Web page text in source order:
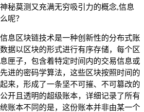
秘莫测又充满无穷吸引力的概念,信息
呢？
息区块链技术是一种创新性的分布式账
据以区块的形式进行有序存储，每个区
匣子，包含着特定时间内的交易信息或
进的密码学算法，这些区块按照时间的
来，形成了一条坚不可摧、不可篡改的
开且透明的超级账本，详细记录了所有
账本不同的是，这份账本并非由某一个